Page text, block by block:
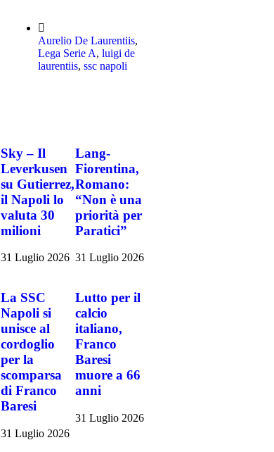
Aurelio De Laurentiis,
Lega Serie A, luigi de
laurentiis, ssc napoli
Sky – Il
Leverkusen
su Gutierrez,
il Napoli lo
valuta 30
milioni
31 Luglio 2026
Lang-
Fiorentina,
Romano:
“Non è una
priorità per
Paratici”
31 Luglio 2026
La SSC
Napoli si
unisce al
cordoglio
per la
scomparsa
di Franco
Baresi
31 Luglio 2026
Lutto per il
calcio
italiano,
Franco
Baresi
muore a 66
anni
31 Luglio 2026